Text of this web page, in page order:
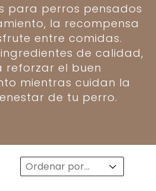
para perros pensados
la recompensa
entre comidas.
de calidad,
reforzar el buen
mientras cuidan la
de tu perro.
Sort
Sort content
Sort content